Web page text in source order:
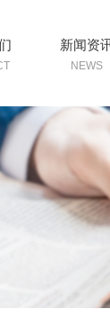
新闻资
NEWS